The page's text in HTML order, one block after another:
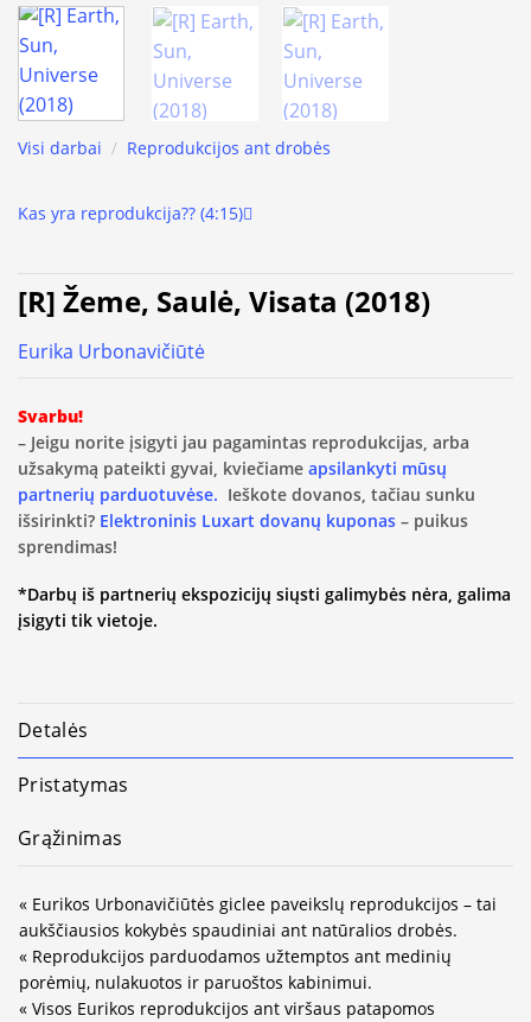
Visi darbai / Reprodukcijos ant drobės
Kas yra reprodukcija?? (4:15)
[R] Žeme, Saulė, Visata (2018)
Eurika Urbonavičiūtė
Svarbu!
– Jeigu norite įsigyti jau pagamintas reprodukcijas, arba
užsakymą pateikti gyvai, kviečiame apsilankyti mūsų
partnerių parduotuvėse. Ieškote dovanos, tačiau sunku
išsirinkti? Elektroninis Luxart dovanų kuponas – puikus
sprendimas!
*Darbų iš partnerių ekspozicijų siųsti galimybės nėra, galima
įsigyti tik vietoje.
Detalės
Pristatymas
Grąžinimas
« Eurikos Urbonavičiūtės giclee paveikslų reprodukcijos – tai
aukščiausios kokybės spaudiniai ant natūralios drobės.
« Reprodukcijos parduodamos užtemptos ant medinių
porėmių, nulakuotos ir paruoštos kabinimui.
« Visos Eurikos reprodukcijos ant viršaus patapomos